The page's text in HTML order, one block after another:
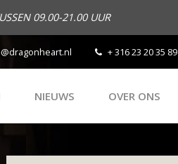
09.00-21.00 UUR
+ 316 23 20 35 89
NIEUWS OVER ONS